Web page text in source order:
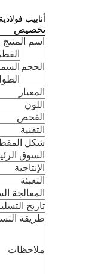
أنابيب
تخصيص
اسم المنتج
الحجم
المعيار
اللون
الفحص
التقنية
شكل
السوق
الإنتاجية
التعبئة
المعالجة
تاريخ
طريقة
ملاحظات